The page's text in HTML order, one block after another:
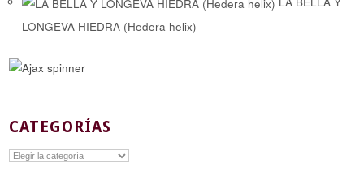
LONGEVA HIEDRA (Hedera helix)
CATEGORÍAS
Categorías